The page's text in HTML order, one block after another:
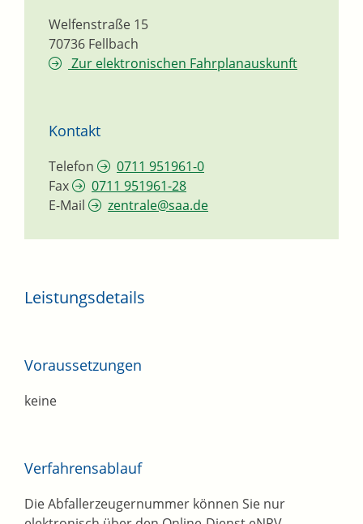
Welfenstraße 15
70736 Fellbach
Zur elektronischen Fahrplanauskunft
Kontakt
Telefon
0711 951961-0
Fax
0711 951961-28
E-Mail
zentrale@saa.de
Leistungsdetails
Voraussetzungen
keine
Verfahrensablauf
Die Abfallerzeugernummer können Sie nur